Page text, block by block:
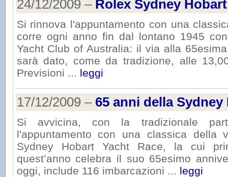
24/12/2009 – Rolex Sydney
Si rinnova l'appuntamento con una
corre ogni anno fin dal lontano 1945
Yacht Club of Australia: il via alla
sarà dato, come da tradizione, alle
Previsioni ... leggi
17/12/2009 – 65 anni della
Si avvicina, con la tradizionale
l'appuntamento con una classica della
Sydney Hobart Yacht Race, la cui
quest’anno celebra il suo 65esimo
oggi, include 116 imbarcazioni ... leggi